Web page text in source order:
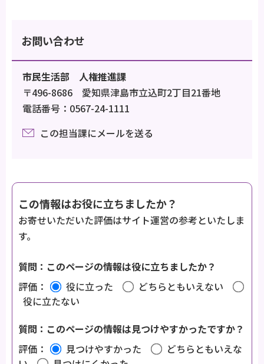
お問い合わせ
市民生活部 人権推進課
〒496-8686 愛知県津島市立込町2丁目21番地
電話番号：0567-24-1111
この担当課にメールを送る
この情報はお役に立ちましたか？
お寄せいただいた評価はサイト運営の参考といたしま
す。
質問：このページの情報は役に立ちましたか？
評価：
役に立った
どちらともいえない
役に立たない
質問：このページの情報は見つけやすかったですか？
評価：
見つけやすかった
どちらともいえな